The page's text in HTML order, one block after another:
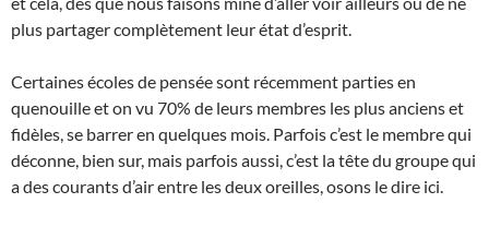
plus partager complètement leur état d’esprit.
Certaines écoles de pensée sont récemment parties en
quenouille et on vu 70% de leurs membres les plus anciens et
fidèles, se barrer en quelques mois. Parfois c’est le membre qui
déconne, bien sur, mais parfois aussi, c’est la tête du groupe qui
a des courants d’air entre les deux oreilles, osons le dire ici.